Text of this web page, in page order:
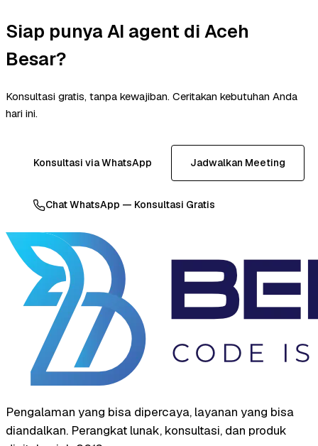
Siap punya AI agent di Aceh
Besar?
Konsultasi gratis, tanpa kewajiban. Ceritakan kebutuhan Anda
hari ini.
Konsultasi via WhatsApp Jadwalkan Meeting
Chat WhatsApp — Konsultasi Gratis
Pengalaman yang bisa dipercaya, layanan yang bisa
diandalkan. Perangkat lunak, konsultasi, dan produk